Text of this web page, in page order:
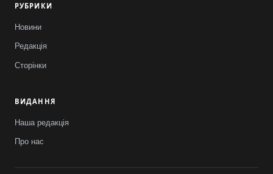
РУБРИКИ
Новини
Редакція
Сторінки
ВИДАННЯ
Наша редакція
Про нас